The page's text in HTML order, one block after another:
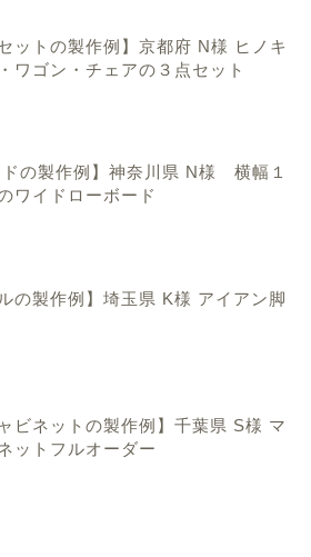
ットの製作例】京都府 N様 ヒノキ
ワゴン・チェアの３点セット
ドの製作例】神奈川県 N様 横幅１
ワイドローボード
ルの製作例】埼玉県 K様 アイアン脚
ャビネットの製作例】千葉県 S様 マ
ットフルオーダー
川県での暮らしのこと